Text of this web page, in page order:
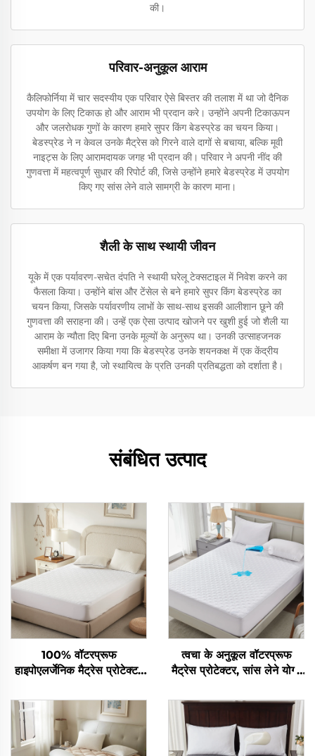
की।
परिवार-अनुकूल आराम
कैलिफोर्निया में चार सदस्यीय एक परिवार ऐसे बिस्तर की तलाश में था जो दैनिक
उपयोग के लिए टिकाऊ हो और आराम भी प्रदान करे। उन्होंने अपनी टिकाऊपन
और जलरोधक गुणों के कारण हमारे सुपर किंग बेडस्प्रेड का चयन किया।
बेडस्प्रेड ने न केवल उनके मैट्रेस को गिरने वाले दागों से बचाया, बल्कि मूवी
नाइट्स के लिए आरामदायक जगह भी प्रदान की। परिवार ने अपनी नींद की
गुणवत्ता में महत्वपूर्ण सुधार की रिपोर्ट की, जिसे उन्होंने हमारे बेडस्प्रेड में उपयोग
किए गए सांस लेने वाले सामग्री के कारण माना।
शैली के साथ स्थायी जीवन
यूके में एक पर्यावरण-सचेत दंपति ने स्थायी घरेलू टेक्सटाइल में निवेश करने का
फैसला किया। उन्होंने बांस और टेंसेल से बने हमारे सुपर किंग बेडस्प्रेड का
चयन किया, जिसके पर्यावरणीय लाभों के साथ-साथ इसकी आलीशान छूने की
गुणवत्ता की सराहना की। उन्हें एक ऐसा उत्पाद खोजने पर खुशी हुई जो शैली या
आराम के न्यौता दिए बिना उनके मूल्यों के अनुरूप था। उनकी उत्साहजनक
समीक्षा में उजागर किया गया कि बेडस्प्रेड उनके शयनकक्ष में एक केंद्रीय
आकर्षण बन गया है, जो स्थायित्व के प्रति उनकी प्रतिबद्धता को दर्शाता है।
संबंधित उत्पाद
100% वॉटरप्रूफ
हाइपोएलर्जेनिक मैट्रेस प्रोटेक्टर
होटल घर के लिए ब्रेथेबल मैट्रेस
पैड (सफेद)
त्वचा के अनुकूल वॉटरप्रूफ
मैट्रेस प्रोटेक्टर, सांस लेने योग्य
6''-18'' गहरा पॉकेट वाला मैट्रेस